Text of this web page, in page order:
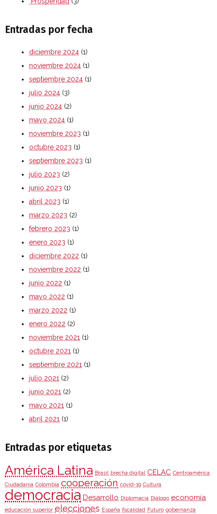
Entradas por fecha
diciembre 2024 (1)
noviembre 2024 (1)
septiembre 2024 (1)
julio 2024 (3)
junio 2024 (2)
mayo 2024 (1)
noviembre 2023 (1)
octubre 2023 (1)
septiembre 2023 (1)
julio 2023 (2)
junio 2023 (1)
abril 2023 (1)
marzo 2023 (2)
febrero 2023 (1)
enero 2023 (1)
diciembre 2022 (1)
noviembre 2022 (1)
junio 2022 (1)
mayo 2022 (1)
marzo 2022 (1)
enero 2022 (2)
noviembre 2021 (1)
octubre 2021 (1)
septiembre 2021 (1)
julio 2021 (2)
junio 2021 (2)
mayo 2021 (1)
abril 2021 (1)
Entradas por etiquetas
América Latina Brasil brecha digital CELAC Centroamérica
Ciudadanía Colombia cooperación covid-19 Cultura
democracia Desarrollo Diplomacia Diálogo economía
educación superior elecciones España fiscalidad Futuro gobernanza